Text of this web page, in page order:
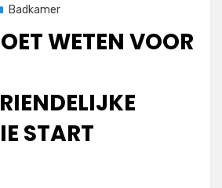
Badkamer
WETEN VOOR
START